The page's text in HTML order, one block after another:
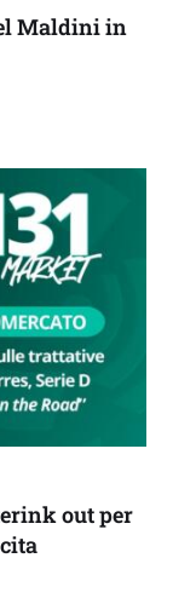
Maldini in
out per